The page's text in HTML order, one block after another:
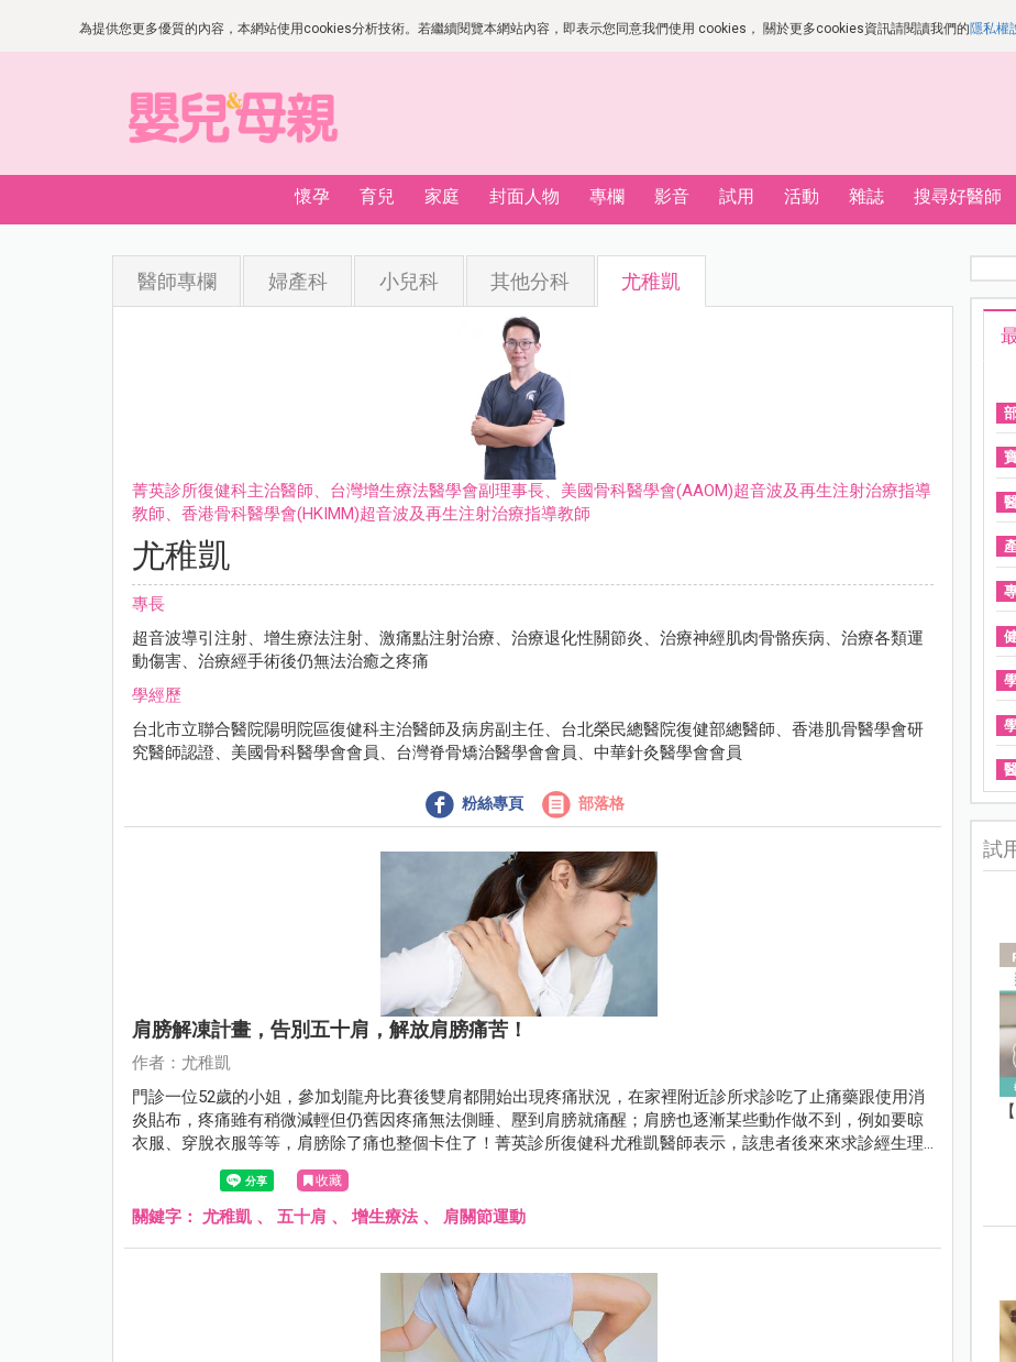
為提供您更多優質的內容，本網站使用cookies分析技術。若繼續閱覽本網站內容，即表示您同意我們使用 cookies， 關於更多cookies資訊請閱讀我們的隱私權
懷孕 育兒 家庭 封面人物 專欄 影音 試用 活動 雜誌 搜尋好醫師
醫師專欄 婦產科 小兒科 其他分科 尤稚凱
菁英診所復健科主治醫師、台灣增生療法醫學會副理事長、美國骨科醫學會(AAOM)超音波及再生注射治療指導
教師、香港骨科醫學會(HKIMM)超音波及再生注射治療指導教師
尤稚凱
專長
超音波導引注射、增生療法注射、激痛點注射治療、治療退化性關節炎、治療神經肌肉骨骼疾病、治療各類運
動傷害、治療經手術後仍無法治癒之疼痛
學經歷
台北市立聯合醫院陽明院區復健科主治醫師及病房副主任、台北榮民總醫院復健部總醫師、香港肌骨醫學會研
究醫師認證、美國骨科醫學會會員、台灣脊骨矯治醫學會會員、中華針灸醫學會會員
粉絲專頁 部落格
肩膀解凍計畫，告別五十肩，解放肩膀痛苦！
作者：尤稚凱
門診一位52歲的小姐，參加划龍舟比賽後雙肩都開始出現疼痛狀況，在家裡附近診所求診吃了止痛藥跟使用消
炎貼布，疼痛雖有稍微減輕但仍舊因疼痛無法側睡、壓到肩膀就痛醒；肩膀也逐漸某些動作做不到，例如要晾
衣服、穿脫衣服等等，肩膀除了痛也整個卡住了！菁英診所復健科尤稚凱醫師表示，該患者後來來求診經生理
檢查及超音波檢查發現雙肩均為沾黏性關節炎，即俗稱的五十肩，所幸經過三次的增生注射治療合併肩關節擴
張術之後，該患者已恢復至原來的狀況。
收藏
關鍵字： 尤稚凱 、 五十肩 、 增生療法 、 肩關節運動
試